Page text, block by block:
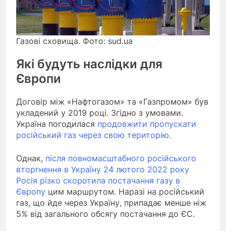
Газові сховища. Фото: sud.ua
Які будуть наслідки для
Європи
Договір між «Нафтогазом» та «Газпромом» був
укладений у 2019 році. Згідно з умовами.
Україна погодилася продовжити пропускати
російський газ через свою територію.
Однак, після повномасштабного російського
вторгнення в Україну 24 лютого 2022 року
Росія різко скоротила постачання газу в
Європу цим маршрутом. Наразі на російський
газ, що йде через Україну, припадає менше ніж
5% від загального обсягу постачання до ЄС.